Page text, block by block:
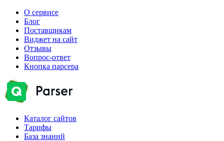
О сервисе
Блог
Поставщикам
Виджет на сайт
Отзывы
Вопрос-ответ
Кнопка парсера
Каталог сайтов
Тарифы
База знаний